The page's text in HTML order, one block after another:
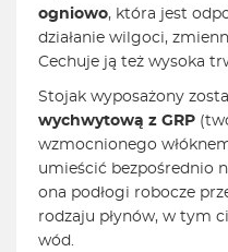
ogniowo, która jest
działanie wilgoci,
Cechuje ją też wysoka
Stojak wyposażony
wychwytową z GRP
wzmocnionego
umieścić bezpośrednio
ona podłogi robocze
rodzaju płynów, w tym
wód.